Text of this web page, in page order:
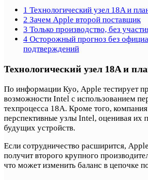
1 Технологический узел 18A и
2 Зачем Apple второй поставщик
3 Только производство, без
4 Осторожный прогноз без
подтверждений
Технологический узел 18A и
По информации Куо, Apple тестирует
возможности Intel с использованием
техпроцесса 18A. Кроме того,
перспективные узлы Intel, оценивая их
будущих устройств.
Если сотрудничество расширится,
получит второго крупного
что может изменить баланс в цепочке